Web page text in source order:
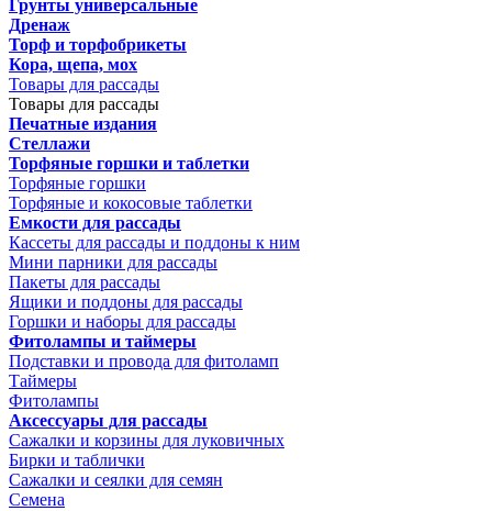
Грунты универсальные
Дренаж
Торф и торфобрикеты
Кора, щепа, мох
Товары для рассады
Товары для рассады
Печатные издания
Стеллажи
Торфяные горшки и таблетки
Торфяные горшки
Торфяные и кокосовые таблетки
Емкости для рассады
Кассеты для рассады и поддоны к ним
Мини парники для рассады
Пакеты для рассады
Ящики и поддоны для рассады
Горшки и наборы для рассады
Фитолампы и таймеры
Подставки и провода для фитоламп
Таймеры
Фитолампы
Аксессуары для рассады
Сажалки и корзины для луковичных
Бирки и таблички
Сажалки и сеялки для семян
Семена